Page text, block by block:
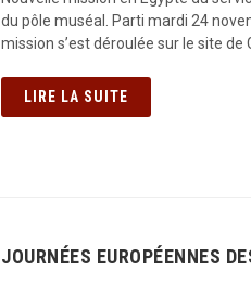
du pôle muséal. Parti mardi 24
mission s’est déroulée sur le site de
LIRE LA SUITE
JOURNÉES EUROPÉENNES